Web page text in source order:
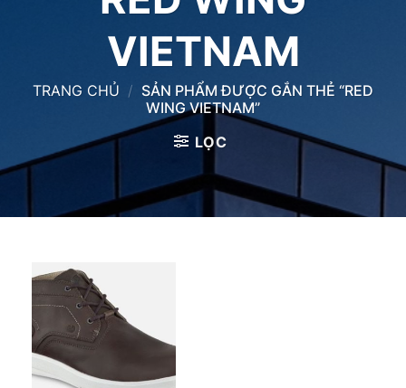
VIETNAM
TRANG CHỦ / SẢN PHẨM ĐƯỢC GẮN THẺ “RED
WING VIETNAM”
LỌC